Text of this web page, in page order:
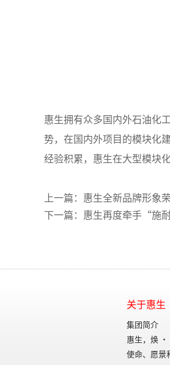
惠生拥有众多国内外石油化
势，在国内外项目的模块化
经验积累，惠生在大型模块
上一篇：惠生全新品牌形象
下一篇：惠生再度牵手“施
关于惠生
集团简介
惠生，焕 •
使命、愿景